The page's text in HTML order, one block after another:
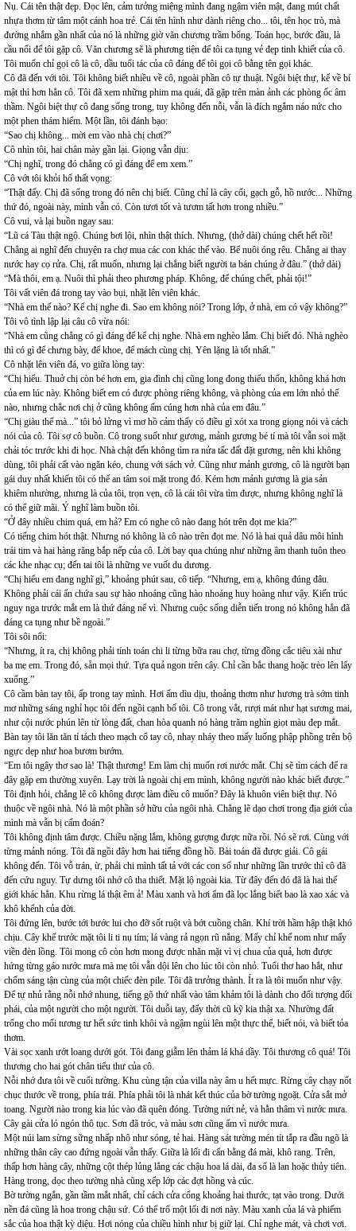
Nụ. Cái tên thật đẹp. Đọc lên, cảm tưởng miệng mình đang ngậm viên mật, đang mút chất
nhựa thơm từ tâm một cánh hoa trẻ. Cái tên hình như dành riêng cho... tôi, tên học trò, mà
đường nhắm gần nhất của nó là những giờ văn chương trầm bổng. Toán học, bước đầu, là
cầu nối để tôi gặp cô. Văn chương sẽ là phương tiện để tôi ca tụng vẻ đẹp tinh khiết của cô.
Tôi muốn chỉ gọi cô là cô, dầu tuổi tác của cô đáng để tôi gọi cô bằng tên gọi khác.
Cô đã đến với tôi. Tôi không biết nhiều về cô, ngoài phần cô tự thuật. Ngôi biệt thự, kể về bí
mật thì hơn hẳn cô. Tôi đã xem những phim ma quái, đã gặp trên màn ảnh các phòng ốc âm
thầm. Ngôi biệt thự cô đang sống trong, tuy không đến nỗi, vẫn là đích ngắm náo nức cho
một phen thám hiểm. Một lần, tôi đánh bạo:
“Sao chị không... mời em vào nhà chị chơi?”
Cô nhìn tôi, hai chân mày gần lại. Giọng vẫn dịu:
“Chị nghĩ, trong đó chẳng có gì đáng để em xem.”
Cô vớt tôi khỏi hố thất vọng:
“Thật đấy. Chị đã sống trong đó nên chị biết. Cũng chỉ là cây cối, gạch gỗ, hồ nước... Những
thứ đó, ngoài này, mình vẫn có. Còn tươi tốt và tươm tất hơn trong nhiều.”
Cô vui, và lại buồn ngay sau:
“Lũ cá Tàu thật ngộ. Chúng bơi lội, nhìn thật thích. Nhưng, (thở dài) chúng chết hết rồi!
Chẳng ai nghĩ đến chuyện ra chợ mua các con khác thế vào. Bể nuôi óng rêu. Chẳng ai thay
nước hay cọ rửa. Chị, rất muốn, nhưng lại chẳng biết người ta bán chúng ở đâu.” (thở dài)
“Mà thôi, em ạ. Nuôi thì phải theo phương pháp. Không, để chúng chết, phải tội!”
Tôi vất viên đá trong tay vào bụi, nhặt lên viên khác.
“Nhà em thế nào? Kể chị nghe đi. Sao em không nói? Trong lớp, ở nhà, em có vậy không?”
Tôi vô tình lập lại câu cô vừa nói:
“Nhà em cũng chẳng có gì đáng để kể chị nghe. Nhà em nghèo lắm. Chị biết đó. Nhà nghèo
thì có gì để chưng bày, để khoe, để mách cùng chị. Yên lặng là tốt nhất.”
Cô nhặt lên viên đá, vo giữa lòng tay:
“Chị hiểu. Thuở chị còn bé hơn em, gia đình chị cũng long đong thiếu thốn, không khá hơn
của em lúc này. Không biết em có được phòng riêng không, và phòng của em lớn nhỏ thế
nào, nhưng chắc nơi chị ở cũng không ấm cúng hơn nhà của em đâu.”
“Chị giàu thế mà...” tôi bỏ lửng vì mơ hồ cảm thấy có điều gì xót xa trong giọng nói và cách
nói của cô. Tôi sợ cô buồn. Cô trong suốt như gương, mảnh gương bé tí mà tôi vẫn soi mặt
chải tóc trước khi đi học. Nhà chật đến không tìm ra nửa tấc đất đặt gương, nên khi không
dùng, tôi phải cất vào ngăn kéo, chung với sách vở. Cũng như mảnh gương, cô là người bạn
gái duy nhất khiến tôi có thể an tâm soi mặt trong đó. Kém hơn mảnh gương là gia sản
khiêm nhường, nhưng là của tôi, trọn vẹn, cô là cái tôi vừa tìm được, nhưng không nghĩ là
có thể giữ mãi. Ý nghĩ làm buồn tôi.
“Ở đây nhiều chim quá, em hả? Em có nghe cô nào đang hót trên đọt me kia?”
Có tiếng chim hót thật. Nhưng nó không là cô nào trên đọt me. Nó là hai quả dâu môi hình
trái tim và hai hàng răng bắp nếp của cô. Lời bay qua chúng như những âm thanh tuôn theo
các khe nhạc cụ; đến tai tôi là những ve vuốt du dương.
“Chị hiểu em đang nghĩ gì,” khoảng phút sau, cô tiếp. “Nhưng, em ạ, không đúng đâu.
Không phải cái ẩn chứa sau sự hào nhoáng cũng hào nhoáng huy hoàng như vậy. Kiến trúc
nguy nga trước mắt em là thứ đáng nể vì. Nhưng cuộc sống diễn tiến trong nó không hẳn đã
đáng ca tụng như bề ngoài.”
Tôi sôi nổi:
“Nhưng, ít ra, chị không phải tính toán chi li từng bữa rau chợ, từng đồng cắc tiêu xài như
ba mẹ em. Trong đó, sẵn mọi thứ. Tựa quả ngon trên cây. Chỉ cần bắc thang hoặc trèo lên lẩy
xuống.”
Cô cầm bàn tay tôi, ấp trong tay mình. Hơi ấm dìu dịu, thoảng thơm như hương trà sớm tinh
mơ những sáng nghỉ học tôi đến ngồi cạnh bố tôi. Cô trong vắt, rượi mát như hạt sương mai,
như cội nước phún lên từ lòng đất, chan hòa quanh nó hàng trăm nghìn giọt màu đẹp mắt.
Bàn tay tôi lăn tăn tí tách theo mạch cổ tay cô, nhay nháy theo mấy luống phập phồng trên bộ
ngực dẹp như hoa bươm bướm.
“Em tôi ngây thơ sao là! Thật thương! Em làm chị muốn rơi nước mắt. Chị sẽ tìm cách để ra
đây gặp em thường xuyên. Lạy trời là ngoài chị em mình, không người nào khác biết được.”
Tôi định hỏi, chẳng lẽ cô không được làm điều cô muốn? Đây là khuôn viên biệt thự. Nó
thuộc về ngôi nhà. Nó là một phần sở hữu của ngôi nhà. Chẳng lẽ dạo chơi trong địa giới của
mình mà vẫn bị cấm đoán?
Tôi không định tâm được. Chiều nặng lắm, không gượng được nữa rồi. Nó sẽ rơi. Cùng với
từng mảnh nóng. Tôi đã ngồi đây hơn hai tiếng đồng hồ. Bài toán đã được giải. Cô gái
không đến. Tôi vỗ trán, ừ, phải chi mình tất tả với các con số như những lần trước thì cô đã
đến cứu nguy. Tự dưng tôi nhớ cô tha thiết. Mặt lộ ngoài kia. Từ đây đến đó đã là hai thế
giới khác hẳn. Khu rừng lá thật êm ả! Màu xanh và hơi ẩm đã lọc lắng biết bao là xao xác và
khô khểnh của đời.
Tôi đứng lên, bước tới bước lui cho đỡ sốt ruột và bớt cuồng chân. Khí trời hầm hập thật khó
chịu. Cây khế trước mặt tôi li ti nụ tím; lá vàng rả ngọn rũ nắng. Mấy chỉ khế nom như mấy
viền đèn lồng. Tôi mong cô còn hơn mong được nhăn mặt vì vị chua của quả, hơn được
hứng từng gáo nước mưa mà mẹ tôi vẫn dội lên cho lúc tôi còn nhỏ. Tuổi thơ hao hắt, như
chốm sáng tận cùng của một chiếc đèn pile. Tôi đã trưởng thành. Ít ra là tôi muốn như vậy.
Để tự nhủ rằng nỗi nhớ nhung, tiếng gõ thứ nhất vào tâm khảm tôi là dành cho đối tượng đối
phái, của một người cho một người. Tôi duỗi tay, đẩy thời cũ kỹ kia thật xa. Nhường đất
trống cho mối tương tư hết sức tinh khôi và ngậm ngùi lên một thực thể, biết nói, và biết tỏa
thơm.
Vài sọc xanh ướt loang dưới gót. Tôi đang giẫm lên thảm lá khá dầy. Tôi thương cô quá! Tôi
thương cho hai gót chân tiểu thư của cô.
Nỗi nhớ đưa tôi về cuối tường. Khu cùng tận của villa này âm u hết mực. Rừng cây chạy nốt
chục thước về trong, phía trái. Phía phải tôi là nhát kết thúc của bờ tường ngoặt. Cửa sắt mở
toang. Người nào trong kia lúc vào đã quên đóng. Tường nứt nẻ, và hằn thâm vì nước mưa.
Cây gài cửa ló ngón thô tục. Sơn đã tróc, và màu sơn cũng ẩm vì nước mưa.
Một núi lam sừng sững nhấp nhô như sóng, tẻ hai. Hàng sát tường mén tít tắp ra đầu ngõ là
những thân cây cao đứng ngoài vẫn thấy. Giữa là lối đi cẩn bằng đá mài, khô rang. Trên,
thấp hơn hàng cây, những cột thép lủng lẳng các chậu hoa lá dài, đa số là lan hoặc thủy tiên.
Hàng trong, dọc theo tường nhà cũng xếp lớp các đợt hồng và cúc.
Bờ tường ngắn, gần tầm mắt nhất, chỉ cách cửa cổng khoảng hai thước, tạt vào trong. Dưới
nền đá cũng là hoa trong chậu sứ. Có thể trổ một lối đi nơi này. Màu xanh của lá và phiếm
sắc của hoa thật kỳ diệu. Hơi nóng của chiều hình như bị giữ lại. Chỉ nghe mát, và chơi vơi.